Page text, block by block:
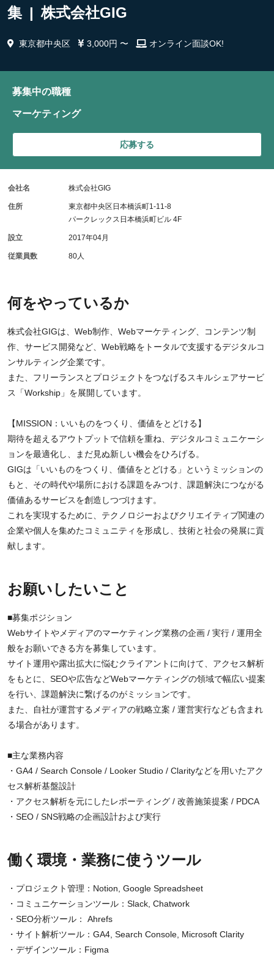
集 | 株式会社GIG
東京都中央区 3,000円 〜 オンライン面談OK!
何をやっているか
株式会社GIGは、Web制作、Webマーケティング、コンテンツ制
作、サービス開発など、Web戦略をトータルで支援するデジタルコ
ンサルティング企業です。
また、フリーランスとプロジェクトをつなげるスキルシェアサービ
ス「Workship」を展開しています。
【MISSION：いいものをつくり、価値をとどける】
期待を超えるアウトプットで信頼を重ね、デジタルコミュニケーシ
ョンを最適化し、まだ見ぬ新しい機会をひろげる。
GIGは「いいものをつくり、価値をとどける」というミッションの
もと、その時代や場所における課題をみつけ、課題解決につながる
価値あるサービスを創造しつづけます。
これを実現するために、テクノロジーおよびクリエイティブ関連の
企業や個人を集めたコミュニティを形成し、技術と社会の発展に貢
献します。
お願いしたいこと
■募集ポジション
Webサイトやメディアのマーケティング業務の企画 / 実行 / 運用全
般をお願いできる方を募集しています。
サイト運用や露出拡大に悩むクライアントに向けて、アクセス解析
をもとに、SEOや広告などWebマーケティングの領域で幅広い提案
を行い、課題解決に繋げるのがミッションです。
また、自社が運営するメディアの戦略立案 / 運営実行なども含まれ
る場合があります。
■主な業務内容
・GA4 / Search Console / Looker Studio / Clarityなどを用いたアク
セス解析基盤設計
・アクセス解析を元にしたレポーティング / 改善施策提案 / PDCA
・SEO / SNS戦略の企画設計および実行
働く環境・業務に使うツール
・プロジェクト管理：Notion, Google Spreadsheet
・コミュニケーションツール：Slack, Chatwork
・SEO分析ツール： Ahrefs
・サイト解析ツール：GA4, Search Console, Microsoft Clarity
・デザインツール：Figma
募集中の職種
マーケティング
応募する
会社名 株式会社GIG
住所
東京都中央区日本橋浜町1-11-8
パークレックス日本橋浜町ビル 4F
設立 2017年04月
従業員数 80人